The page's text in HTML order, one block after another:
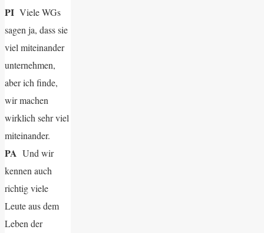
PI Viele WGs
sagen ja, dass sie
viel miteinander
unternehmen,
aber ich finde,
wir machen
wirklich sehr viel
miteinander.
PA Und wir
kennen auch
richtig viele
Leute aus dem
Leben der